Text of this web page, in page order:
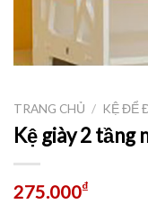
TRANG CHỦ / KỆ ĐỂ
Kệ giày 2 tầng
275.000₫